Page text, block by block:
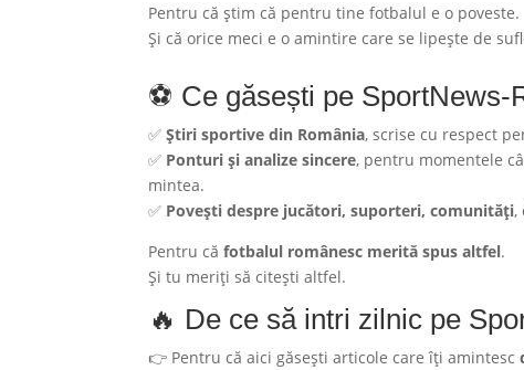
Pentru că știm că pentru tine fotbalul e o poveste.
Și că orice meci e o amintire care se lipește de
⚽ Ce găsești pe SportNews-
✅Știri sportive din România, scrise cu respect
✅ Ponturi și analize sincere, pentru momentele
mintea.
✅ Povești despre jucători, suporteri, comunități,
Pentru căfotbalul românesc merită spus altfel.
Și tu meriți să citești altfel.
🔥 De ce să intri zilnic pe
👉 Pentru că aici găsești articole care îți amintesc